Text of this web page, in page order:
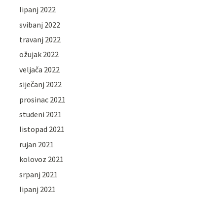
lipanj 2022
svibanj 2022
travanj 2022
ožujak 2022
veljača 2022
siječanj 2022
prosinac 2021
studeni 2021
listopad 2021
rujan 2021
kolovoz 2021
srpanj 2021
lipanj 2021